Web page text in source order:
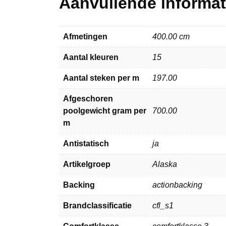
Afmetingen 400.00 cm
Aantal kleuren 15
Aantal steken per m 197.00
Afgeschoren
poolgewicht gram per
m
700.00
Antistatisch ja
Artikelgroep Alaska
Backing actionbacking
Brandclassificatie cfl_s1